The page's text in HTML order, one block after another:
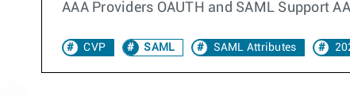
AAA Providers OAUTH and SAML Support
CVP SAML SAML Attributes